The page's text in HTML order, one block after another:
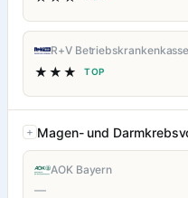
R+V Betriebskrankenkasse
★★★ TOP
Magen- und
AOK Bayern
—